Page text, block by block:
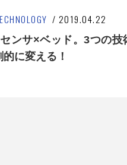
2019.04.22
ンサ×ベッド。3つの技
的に変える！